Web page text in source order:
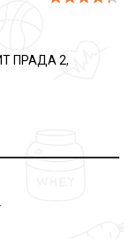
ПРАДА 2,